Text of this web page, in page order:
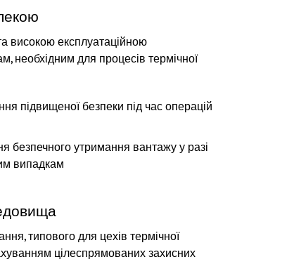
високою експлуатаційною
необхідним для процесів термічної
підвищеної безпеки під час операцій
утримання вантажу у разі
випадкам
типового для цехів термічної
цілеспрямованих захисних